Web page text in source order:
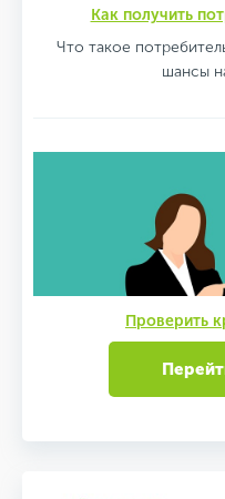
Как получить
Что такое
шансы
Проверить